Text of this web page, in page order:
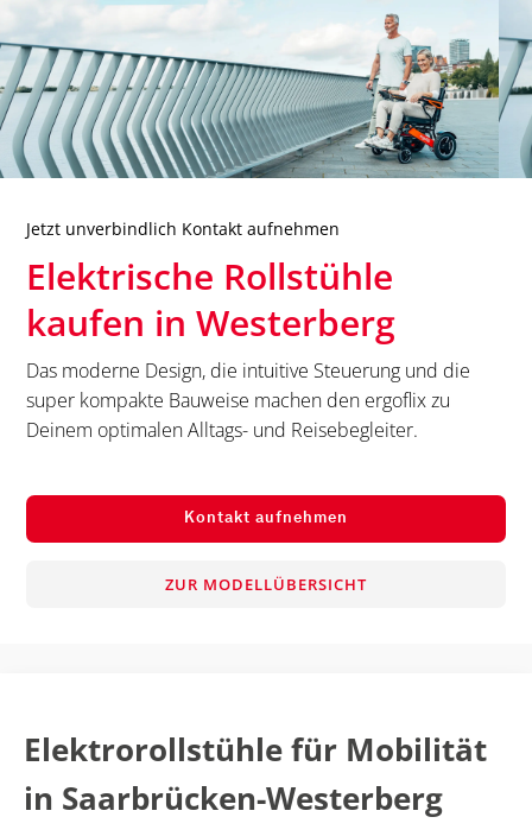
Jetzt unverbindlich Kontakt aufnehmen
Elektrische Rollstühle
kaufen inWesterberg
Das moderne Design, die intuitive Steuerung und die
super kompakte Bauweise machen den ergoflix zu
Deinem optimalen Alltags- und Reisebegleiter.
Kontakt aufnehmen
ZUR MODELLÜBERSICHT
Elektrorollstühle für Mobilität
in Saarbrücken-Westerberg